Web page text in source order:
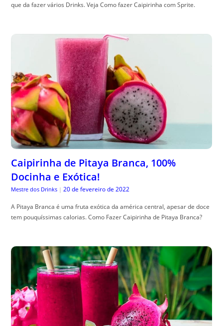
que da fazer vários Drinks. Veja Como fazer Caipirinha com Sprite.
Caipirinha de Pitaya Branca, 100%
Docinha e Exótica!
Mestre dos Drinks | 20 de fevereiro de 2022
A Pitaya Branca é uma fruta exótica da américa central, apesar de doce
tem pouquíssimas calorias. Como Fazer Caipirinha de Pitaya Branca?